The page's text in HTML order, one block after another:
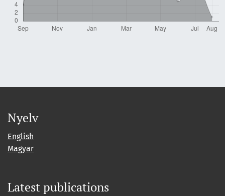
Nyelv
English
Magyar
Latest publications